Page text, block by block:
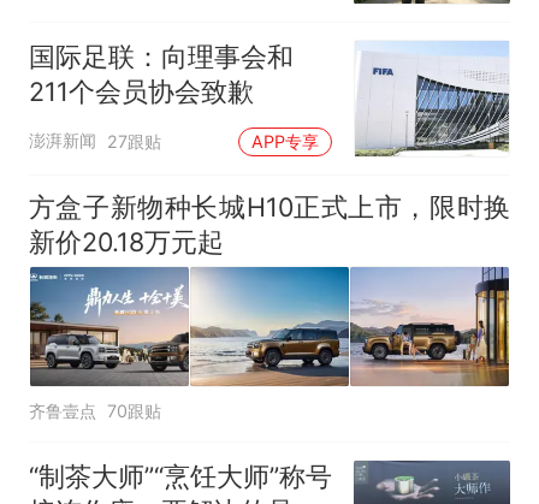
国际足联：向理事会和
211个会员协会致歉
澎湃新闻 27跟贴 APP专享
方盒子新物种长城H10正式上市，限时换
新价20.18万元起
齐鲁壹点 70跟贴
“制茶大师”“烹饪大师”称号